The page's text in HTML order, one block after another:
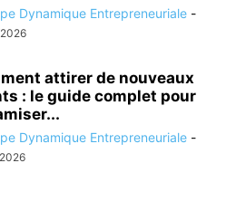
Dynamique Entrepreneuriale -
attirer de nouveaux
: le guide complet pour
Dynamique Entrepreneuriale -